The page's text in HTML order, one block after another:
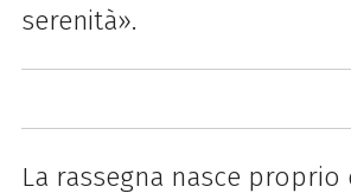
serenità».
La rassegna nasce proprio